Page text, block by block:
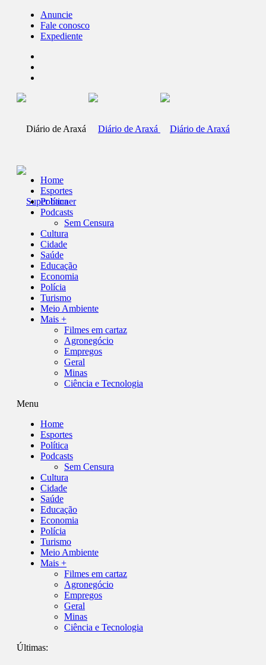
Anuncie
Fale conosco
Expediente
Home
Esportes
Política
Podcasts
Sem Censura
Cultura
Cidade
Saúde
Educação
Economia
Polícia
Turismo
Meio Ambiente
Mais +
Filmes em cartaz
Agronegócio
Empregos
Geral
Minas
Ciência e Tecnologia
Menu
Home
Esportes
Política
Podcasts
Sem Censura
Cultura
Cidade
Saúde
Educação
Economia
Polícia
Turismo
Meio Ambiente
Mais +
Filmes em cartaz
Agronegócio
Empregos
Geral
Minas
Ciência e Tecnologia
Últimas: